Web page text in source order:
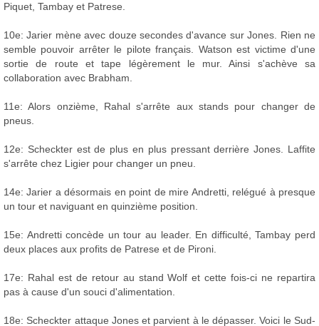
Piquet, Tambay et Patrese.
10e: Jarier mène avec douze secondes d'avance sur Jones. Rien ne
semble pouvoir arrêter le pilote français. Watson est victime d'une
sortie de route et tape légèrement le mur. Ainsi s'achève sa
collaboration avec Brabham.
11e: Alors onzième, Rahal s'arrête aux stands pour changer de
pneus.
12e: Scheckter est de plus en plus pressant derrière Jones. Laffite
s'arrête chez Ligier pour changer un pneu.
14e: Jarier a désormais en point de mire Andretti, relégué à presque
un tour et naviguant en quinzième position.
15e: Andretti concède un tour au leader. En difficulté, Tambay perd
deux places aux profits de Patrese et de Pironi.
17e: Rahal est de retour au stand Wolf et cette fois-ci ne repartira
pas à cause d'un souci d'alimentation.
18e: Scheckter attaque Jones et parvient à le dépasser. Voici le Sud-